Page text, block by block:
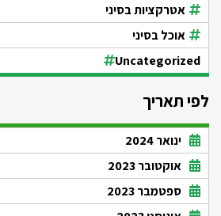
אטרקציות בסיני
אוכל בסיני
Uncategorized
לפי תאריך
ינואר 2024
אוקטובר 2023
ספטמבר 2023